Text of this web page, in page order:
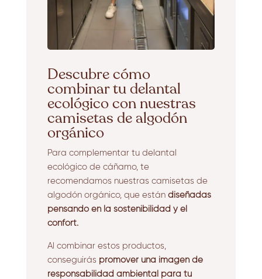
Descubre cómo
combinar tu delantal
ecológico con nuestras
camisetas de algodón
orgánico
Para complementar tu delantal
ecológico de cáñamo, te
recomendamos nuestras camisetas de
algodón orgánico, que están diseñadas
pensando en la sostenibilidad y el
confort.
Al combinar estos productos,
conseguirás promover una imagen de
responsabilidad ambiental para tu